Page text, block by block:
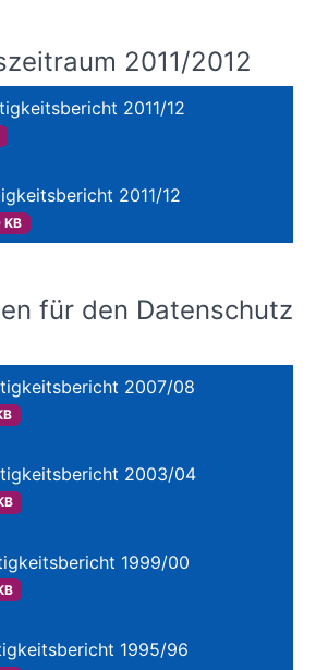
2011/2012
2011/12
2011/12
für den Datenschutz
2007/08
2003/04
1999/00
1995/96